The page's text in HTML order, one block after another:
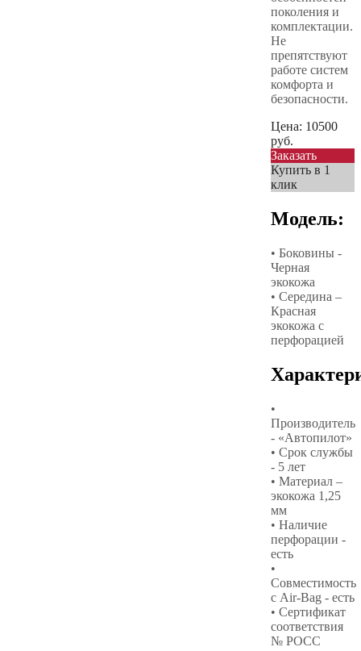
поколения и
комплектации.
Не
препятствуют
работе систем
комфорта и
безопасности.
Цена: 10500
руб.
Заказать
Купить в 1
клик
Модель:
• Боковины -
Черная
экокожа
• Середина –
Красная
экокожа с
перфорацией
•
Производитель
- «Автопилот»
• Срок службы
- 5 лет
• Материал –
экокожа 1,25
мм
• Наличие
перфорации -
есть
•
Совместимость
с Air-Bag - есть
• Сертификат
соответствия
№ РОСС